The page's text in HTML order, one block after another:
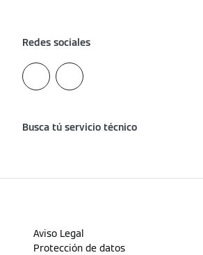
Redes sociales
Busca tú servicio técnico
Aviso Legal
Protección de datos